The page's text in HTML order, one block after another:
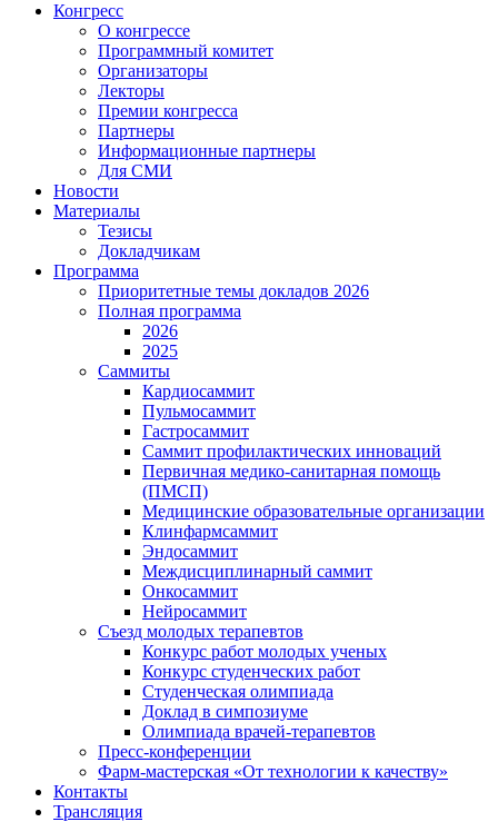
Конгресс
О конгрессе
Программный комитет
Организаторы
Лекторы
Премии конгресса
Партнеры
Информационные партнеры
Для СМИ
Новости
Материалы
Тезисы
Докладчикам
Программа
Приоритетные темы докладов 2026
Полная программа
2026
2025
Саммиты
Кардиосаммит
Пульмосаммит
Гастросаммит
Саммит профилактических инноваций
Первичная медико-санитарная помощь
(ПМСП)
Медицинские образовательные организации
Клинфармсаммит
Эндосаммит
Междисциплинарный саммит
Онкосаммит
Нейросаммит
Съезд молодых терапевтов
Конкурс работ молодых ученых
Конкурс студенческих работ
Студенческая олимпиада
Доклад в симпозиуме
Олимпиада врачей-терапевтов
Пресс-конференции
Фарм-мастерская «От технологии к качеству»
Контакты
Трансляция